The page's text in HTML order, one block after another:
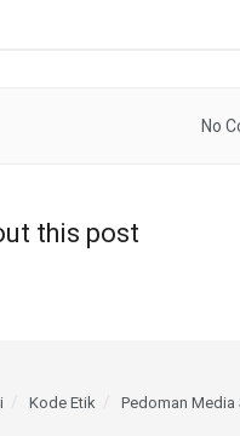
No
this post
Kode Etik Pedoman Media